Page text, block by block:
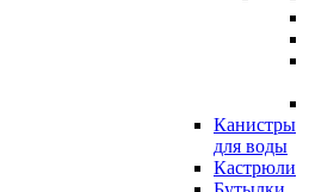
Канистры
для воды
Кастрюли